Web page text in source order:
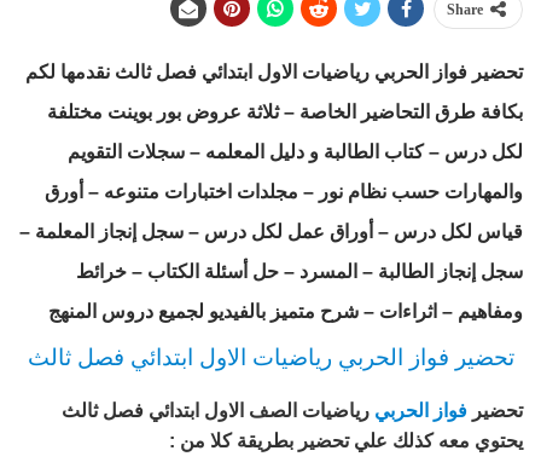
Share
تحضير فواز الحربي رياضيات الاول ابتدائي فصل ثالث نقدمها لكم
بكافة طرق التحاضير الخاصة – ثلاثة عروض بور بوينت مختلفة
لكل درس – كتاب الطالبة و دليل المعلمه – سجلات التقويم
والمهارات حسب نظام نور – مجلدات اختبارات متنوعه – أورق
قياس لكل درس – أوراق عمل لكل درس – سجل إنجاز المعلمة –
سجل إنجاز الطالبة – المسرد – حل أسئلة الكتاب – خرائط
ومفاهيم – اثراءات – شرح متميز بالفيديو لجميع دروس المنهج
تحضير فواز الحربي رياضيات الاول ابتدائي فصل ثالث
تحضير فواز الحربي رياضيات الصف الاول ابتدائي فصل ثالث
يحتوي معه كذلك علي تحضير بطريقة كلا من :